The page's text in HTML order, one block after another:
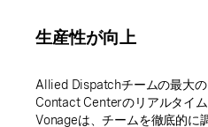
生産性が向上
Allied Dispatchチームの最大
Contact Centerのリアルタイム
Vonageは、チームを徹底的に